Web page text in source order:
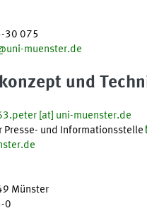
30 075
muenster.de
und
[at] uni-muenster.de
Presse- und Informationsstelle
Münster
0